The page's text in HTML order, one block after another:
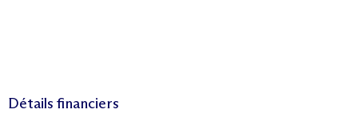
Détails financiers